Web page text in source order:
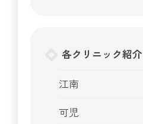
各クリニック紹介
江南
可児